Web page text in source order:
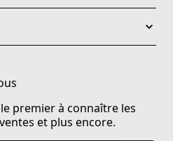
premier à connaître les
et plus encore.